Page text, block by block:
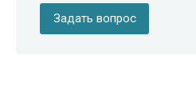
Задать вопрос